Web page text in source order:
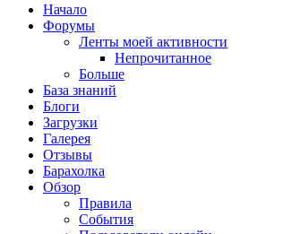
Начало
Форумы
Ленты моей активности
Непрочитанное
Больше
База знаний
Блоги
Загрузки
Галерея
Отзывы
Барахолка
Обзор
Правила
События